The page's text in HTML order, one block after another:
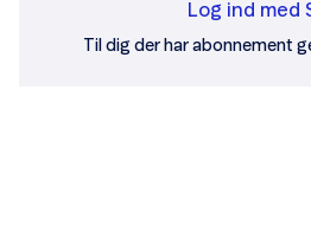
Log ind med
Til dig der har abonnement